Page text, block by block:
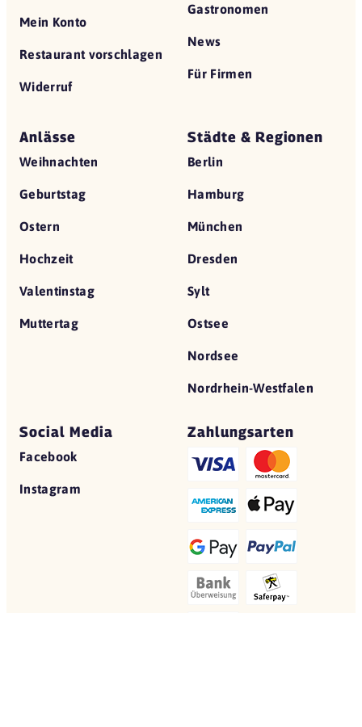
Mein Konto
Restaurant vorschlagen
Widerruf
Gastronomen
News
Für Firmen
Anlässe
Weihnachten
Geburtstag
Ostern
Hochzeit
Valentinstag
Muttertag
Städte & Regionen
Berlin
Hamburg
München
Dresden
Sylt
Ostsee
Nordsee
Nordrhein-Westfalen
Social Media
Facebook
Instagram
Zahlungsarten